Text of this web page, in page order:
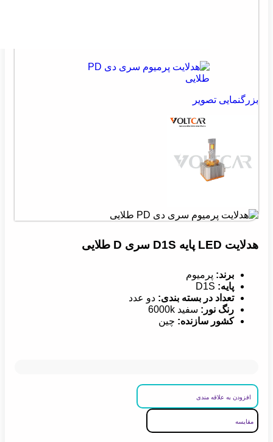
بزرگنمایی تصویر
هدلایت LED پایه D1S سری D طلایی
برند: پرمیوم
پایه: D1S
تعداد در بسته بندی: دو عدد
رنگ نور: سفید 6000k
کشور سازنده: چین
افزودن به علاقه مندی
مقایسه